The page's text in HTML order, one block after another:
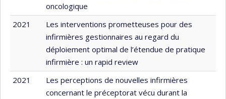
oncologique
2021
Les interventions prometteuses pour des
infirmières gestionnaires au regard du
déploiement optimal de l’étendue de pratique
infirmière : un rapid review
2021
Les perceptions de nouvelles infirmières
concernant le préceptorat vécu durant la